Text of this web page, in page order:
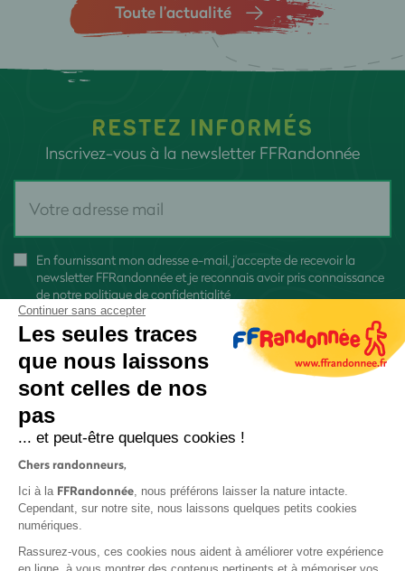
Toute l’actualité
RESTEZ INFORMÉS
Inscrivez-vous à la newsletter FFRandonnée
En fournissant mon adresse e-mail, j'accepte de recevoir la
newsletter FFRandonnée et je reconnais avoir pris connaissance
de notre politique de confidentialité
Protection des données
Continuer sans accepter
Les seules traces
que nous laissons
sont celles de nos
pas
... et peut-être quelques cookies !
Chers randonneurs,
Ici à la FFRandonnée, nous préférons laisser la nature intacte.
Cependant, sur notre site, nous laissons quelques petits cookies
numériques.
Rassurez-vous, ces cookies nous aident à améliorer votre expérience